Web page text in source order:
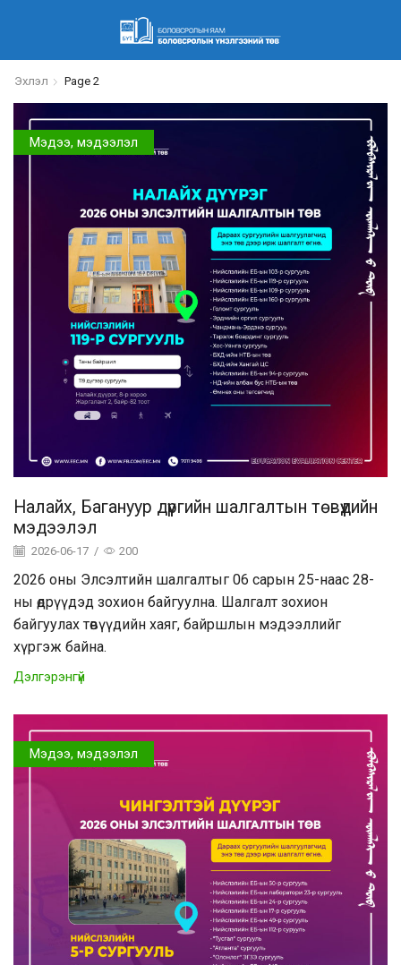
Эхлэл Page 2
Мэдээ, мэдээлэл
Налайх, Багануур дүүргийн шалгалтын төвүүдийн
мэдээлэл
2026-06-17 / 200
2026 оны Элсэлтийн шалгалтыг 06 сарын 25-наас 28-
ны өдрүүдэд зохион байгуулна. Шалгалт зохион
байгуулах төвүүдийн хаяг, байршлын мэдээллийг
хүргэж байна.
Дэлгэрэнгүй
Мэдээ, мэдээлэл